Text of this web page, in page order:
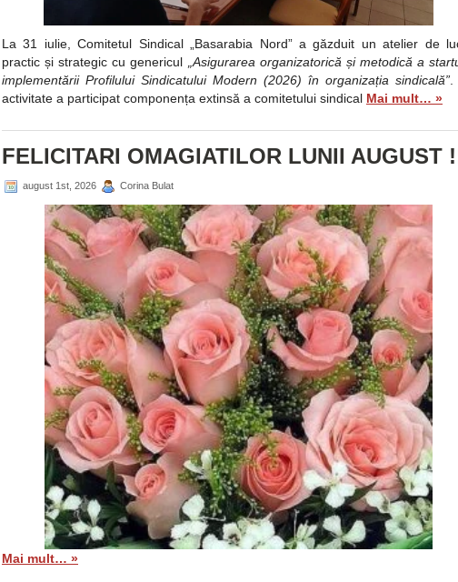
La 31 iulie, Comitetul Sindical „Basarabia Nord” a găzduit un atelier de
practic și strategic cu genericul
„Asigurarea organizatorică și metodică a
implementării Profilului Sindicatului Modern (2026) în organizația sindicală”
activitate a participat componența extinsă a comitetului sindical Mai mult… »
FELICITARI OMAGIATILOR LUNII AUGUST
august 1st, 2026 Corina Bulat
Mai mult… »